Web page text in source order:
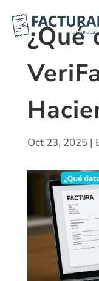
¿Qué
Oct 23, 2025|